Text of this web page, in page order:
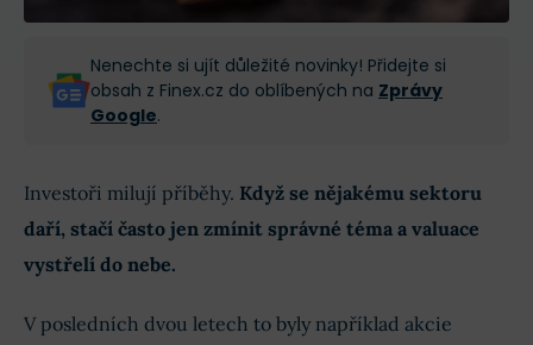
Nenechte si ujít důležité novinky! Přidejte si
obsah z Finex.cz do oblíbených na Zprávy
Google.
Investoři milují příběhy. Když se nějakému sektoru
daří, stačí často jen zmínit správné téma a valuace
vystřelí do nebe.
V posledních dvou letech to byly například akcie